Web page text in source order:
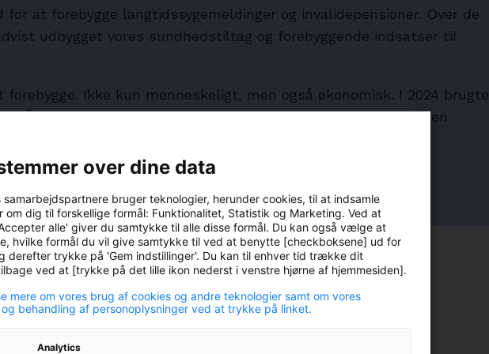
for at forebygge langtidssygemeldinger og invalidepensioner. Over de
udbygget vores sundhedstiltag og forebyggende indsatser til
Ikke kun menneskeligt, men også økonomisk. I 2024 brugte
på vores forebyggende indsats, og det sikrede fællesskabet en
større tocifret millionbeløb.
over dine data
samarbejdspartnere bruger teknologier, herunder cookies, til at indsamle
om dig til forskellige formål: Funktionalitet, Statistik og Marketing. Ved at
alle' giver du samtykke til alle disse formål. Du kan også vælge at
hvilke formål du vil give samtykke til ved at benytte [checkboksene] ud for
derefter trykke på 'Gem indstillinger'. Du kan til enhver tid trække dit
ved at [trykke på det lille ikon nederst i venstre hjørne af hjemmesiden].
mere om vores brug af cookies og andre teknologier samt om vores
og behandling af personoplysninger ved at trykke på linket.
Analytics